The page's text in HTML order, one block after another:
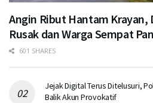
Angin Ribut Hantam Krayan,
Rusak dan Warga Sempat
601 SHARES
Jejak Digital Terus Ditelusuri,
Balik Akun Provokatif